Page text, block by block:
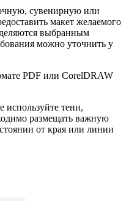
сувенирную или
макет желаемого
выбранным
можно уточнить у
PDF или CorelDRAW
используйте тени,
размещать важную
от края или линии